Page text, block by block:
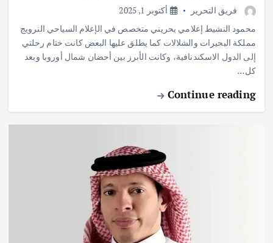
فريق التحرير
أكتوبر 1, 2025
محمود النشيط إعلامي بحريني متخصص في الإعلام السياحي النرويج
مملكة البحيرات والشلالات كما يطلق عليها البعض كانت ختام رحلتي
إلى الدول الاسكندنافية، وكانت الأبرز بين أحضان شمال أوروبا وبعد
كل…
Continue reading